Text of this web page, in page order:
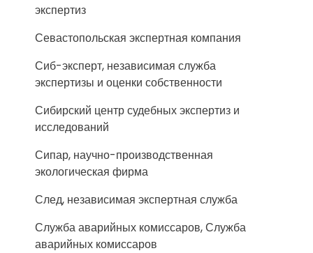
экспертиз
Севастопольская экспертная компания
Сиб-эксперт, независимая служба
экспертизы и оценки собственности
Сибирский центр судебных экспертиз и
исследований
Сипар, научно-производственная
экологическая фирма
След, независимая экспертная служба
Служба аварийных комиссаров, Служба
аварийных комиссаров